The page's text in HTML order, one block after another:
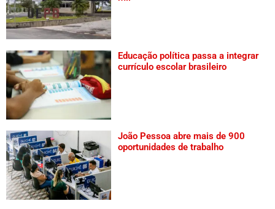
Educação política passa a integrar
currículo escolar brasileiro
João Pessoa abre mais de 900
oportunidades de trabalho